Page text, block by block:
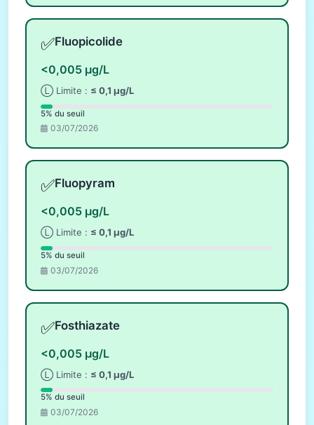
✅Fluopicolide
<0,005 µg/L
Ⓛ Limite : ≤ 0,1 µg/L
5% du seuil
03/07/2026
✅Fluopyram
<0,005 µg/L
Ⓛ Limite : ≤ 0,1 µg/L
5% du seuil
03/07/2026
✅Fosthiazate
<0,005 µg/L
Ⓛ Limite : ≤ 0,1 µg/L
5% du seuil
03/07/2026